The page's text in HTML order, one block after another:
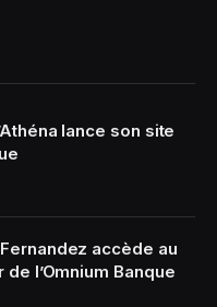
lance son site
accède au
l’Omnium Banque